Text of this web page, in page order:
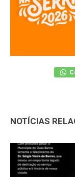
NOTÍCIAS